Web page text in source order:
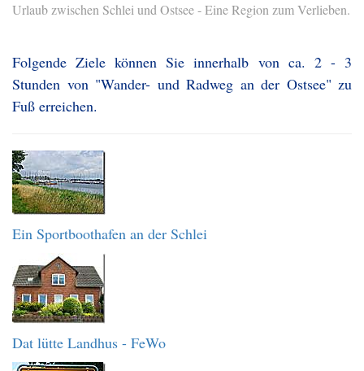
Urlaub zwischen Schlei und Ostsee - Eine Region zum Verlieben.
Folgende Ziele können Sie innerhalb von ca. 2 - 3
Stunden von "Wander- und Radweg an der Ostsee" zu
Fuß erreichen.
Ein Sportboothafen an der Schlei
Dat lütte Landhus - FeWo